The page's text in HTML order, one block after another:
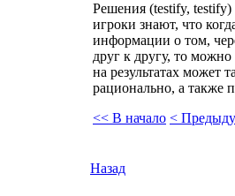
Решения (testify,
игроки знают, что
информации о том,
друг к другу, то
на результатах может
рационально, а также
<< В начало <
Назад